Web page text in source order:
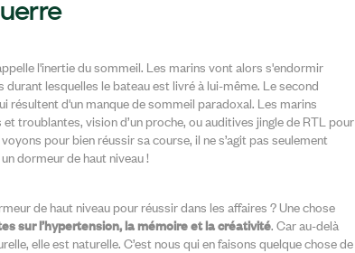
l'inertie du sommeil. Les marins vont alors s'endormir
lesquelles le bateau est livré à lui-même. Le second
résultent d'un manque de sommeil paradoxal. Les marins
troublantes, vision d’un proche, ou auditives jingle de RTL pour
pour bien réussir sa course, il ne s’agit pas seulement
dormeur de haut niveau !
de haut niveau pour réussir dans les affaires ? Une chose
sur l’hypertension, la mémoire et la créativité. Car au-delà
elle est naturelle. C’est nous qui en faisons quelque chose de